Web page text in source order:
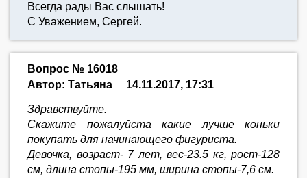
Всегда рады Вас слышать!
С Уважением, Сергей.
Вопрос № 16018
Автор: Татьяна
14.11.2017, 17:31
Здравствуйте.
Скажите пожалуйста какие лучше коньки
покупать для начинающего фигуриста.
Девочка, возраст- 7 лет, вес-23.5 кг, рост-128
см, длина стопы-195 мм, ширина стопы-7,6 см.